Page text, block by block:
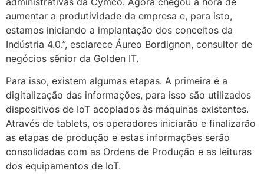
aumentar a produtividade da empresa e, para isto,
estamos iniciando a implantação dos conceitos da
Indústria 4.0.”, esclarece Áureo Bordignon, consultor de
negócios sênior da Golden IT.
Para isso, existem algumas etapas. A primeira é a
digitalização das informações, para isso são utilizados
dispositivos de IoT acoplados às máquinas existentes.
Através de tablets, os operadores iniciarão e finalizarão
as etapas de produção e estas informações serão
consolidadas com as Ordens de Produção e as leituras
dos equipamentos de IoT.